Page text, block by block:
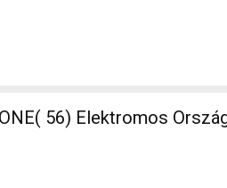
56) Elektromos